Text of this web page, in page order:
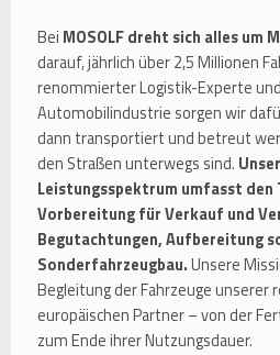
Bei MOSOLF dreht sich alles um
darauf, jährlich über 2,5 Millionen
renommierter Logistik-Experte
Automobilindustrie sorgen wir
dann transportiert und betreut
den Straßen unterwegs sind.
Leistungsspektrum umfasst den
Vorbereitung für Verkauf und
Begutachtungen, Aufbereitung
Sonderfahrzeugbau.Unsere
Begleitung der Fahrzeuge unserer
europäischen Partner – von der
zum Ende ihrer Nutzungsdauer.